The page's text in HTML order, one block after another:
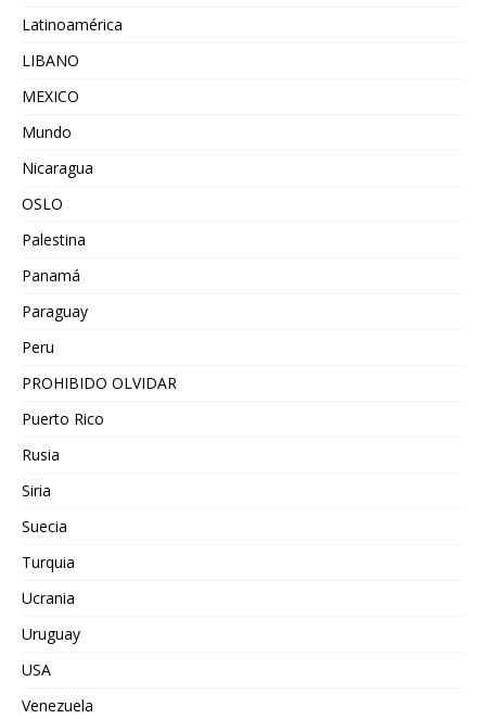
Latinoamérica
LIBANO
MEXICO
Mundo
Nicaragua
OSLO
Palestina
Panamá
Paraguay
Peru
PROHIBIDO OLVIDAR
Puerto Rico
Rusia
Siria
Suecia
Turquia
Ucrania
Uruguay
USA
Venezuela